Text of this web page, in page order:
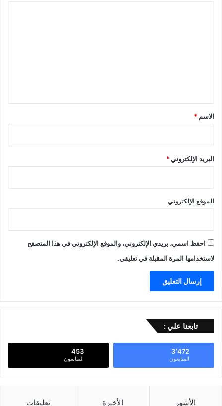
*
الاسم *
البريد الإلكتروني*
الموقع الإلكتروني
احفظ اسمي، بريدي الإلكتروني، والموقع الإلكتروني في هذا المتصفح
لاستخدامها المرة المقبلة في تعليقي.
تابعنا علي :
3٬472
المتابعون
453
المتابعون
الأشهر الأخيرة تعليقات